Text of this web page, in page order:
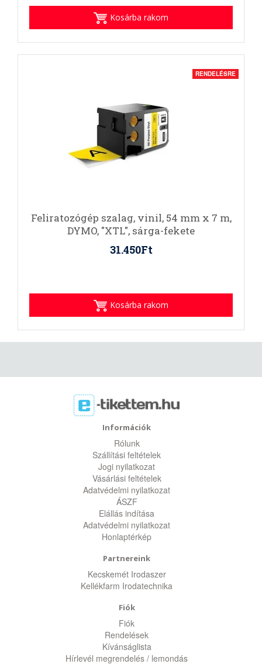
Kosárba rakom
RENDELÉSRE
Feliratozógép szalag, vinil, 54 mm x 7 m,
DYMO, "XTL", sárga-fekete
31.450Ft
Kosárba rakom
Információk
Rólunk
Szállítási feltételek
Jogi nyilatkozat
Vásárlási feltételek
Adatvédelmi nyilatkozat
ÁSZF
Elállás indítása
Adatvédelmi nyilatkozat
Honlaptérkép
Partnereink
Kecskemét Irodaszer
Kellékfarm Irodatechnika
Fiók
Fiók
Rendelések
Kívánságlista
Hírlevél megrendelés / lemondás